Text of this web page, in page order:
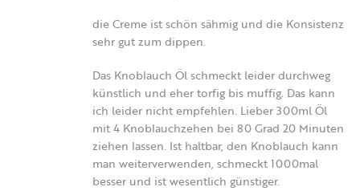
die Creme ist schön sähmig und die Konsistenz
sehr gut zum dippen.
Das Knoblauch Öl schmeckt leider durchweg
künstlich und eher torfig bis muffig. Das kann
ich leider nicht empfehlen. Lieber 300ml Öl
mit 4 Knoblauchzehen bei 80 Grad 20 Minuten
ziehen lassen. Ist haltbar, den Knoblauch kann
man weiterverwenden, schmeckt 1000mal
besser und ist wesentlich günstiger.